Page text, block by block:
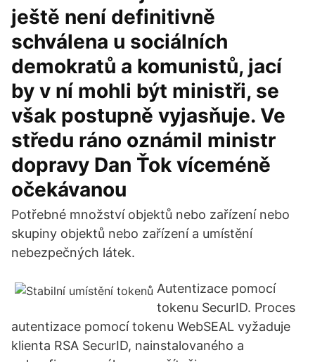
ještě není definitivně
schválena u sociálních
demokratů a komunistů, jací
by v ní mohli být ministři, se
však postupně vyjasňuje. Ve
středu ráno oznámil ministr
dopravy Dan Ťok víceméně
očekávanou
Potřebné množství objektů nebo zařízení nebo
skupiny objektů nebo zařízení a umístění
nebezpečných látek.
Autentizace pomocí
tokenu SecurID. Proces
autentizace pomocí tokenu WebSEAL vyžaduje
klienta RSA SecurID, nainstalovaného a